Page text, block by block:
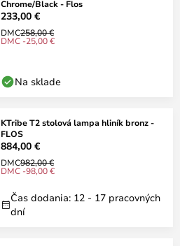
Chrome/Black - Flos
233,00 €
DMC258,00 €
DMC -25,00 €
Na sklade
KTribe T2 stolová lampa hliník bronz -
FLOS
884,00 €
DMC982,00 €
DMC -98,00 €
Čas dodania: 12 - 17 pracovných
dní